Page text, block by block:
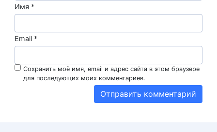
Имя *
Email *
Сохранить моё имя, email и адрес сайта в этом браузере
для последующих моих комментариев.